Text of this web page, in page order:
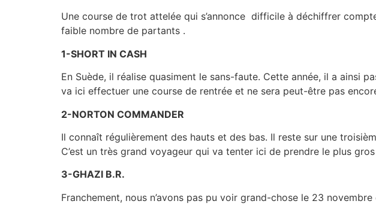
Une course de trot attelée qui s’annonce difficile à déchiffrer
faible nombre de partants .
1-SHORT IN CASH
En Suède, il réalise quasiment le sans-faute. Cette année, il a ainsi
va ici effectuer une course de rentrée et ne sera peut-être pas
2-NORTON COMMANDER
Il connaît régulièrement des hauts et des bas. Il reste sur une
C’est un très grand voyageur qui va tenter ici de prendre le plus
3-GHAZI B.R.
Franchement, nous n’avons pas pu voir grand-chose le 23